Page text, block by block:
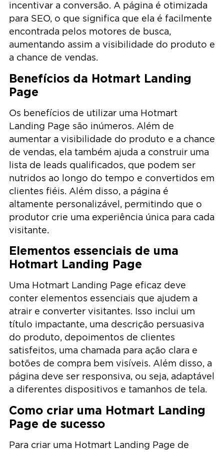
incentivar a conversão. A página é otimizada
para SEO, o que significa que ela é facilmente
encontrada pelos motores de busca,
aumentando assim a visibilidade do produto e
a chance de vendas.
Benefícios da Hotmart Landing
Page
Os benefícios de utilizar uma Hotmart
Landing Page são inúmeros. Além de
aumentar a visibilidade do produto e a chance
de vendas, ela também ajuda a construir uma
lista de leads qualificados, que podem ser
nutridos ao longo do tempo e convertidos em
clientes fiéis. Além disso, a página é
altamente personalizável, permitindo que o
produtor crie uma experiência única para cada
visitante.
Elementos essenciais de uma
Hotmart Landing Page
Uma Hotmart Landing Page eficaz deve
conter elementos essenciais que ajudem a
atrair e converter visitantes. Isso inclui um
título impactante, uma descrição persuasiva
do produto, depoimentos de clientes
satisfeitos, uma chamada para ação clara e
botões de compra bem visíveis. Além disso, a
página deve ser responsiva, ou seja, adaptável
a diferentes dispositivos e tamanhos de tela.
Como criar uma Hotmart Landing
Page de sucesso
Para criar uma Hotmart Landing Page de